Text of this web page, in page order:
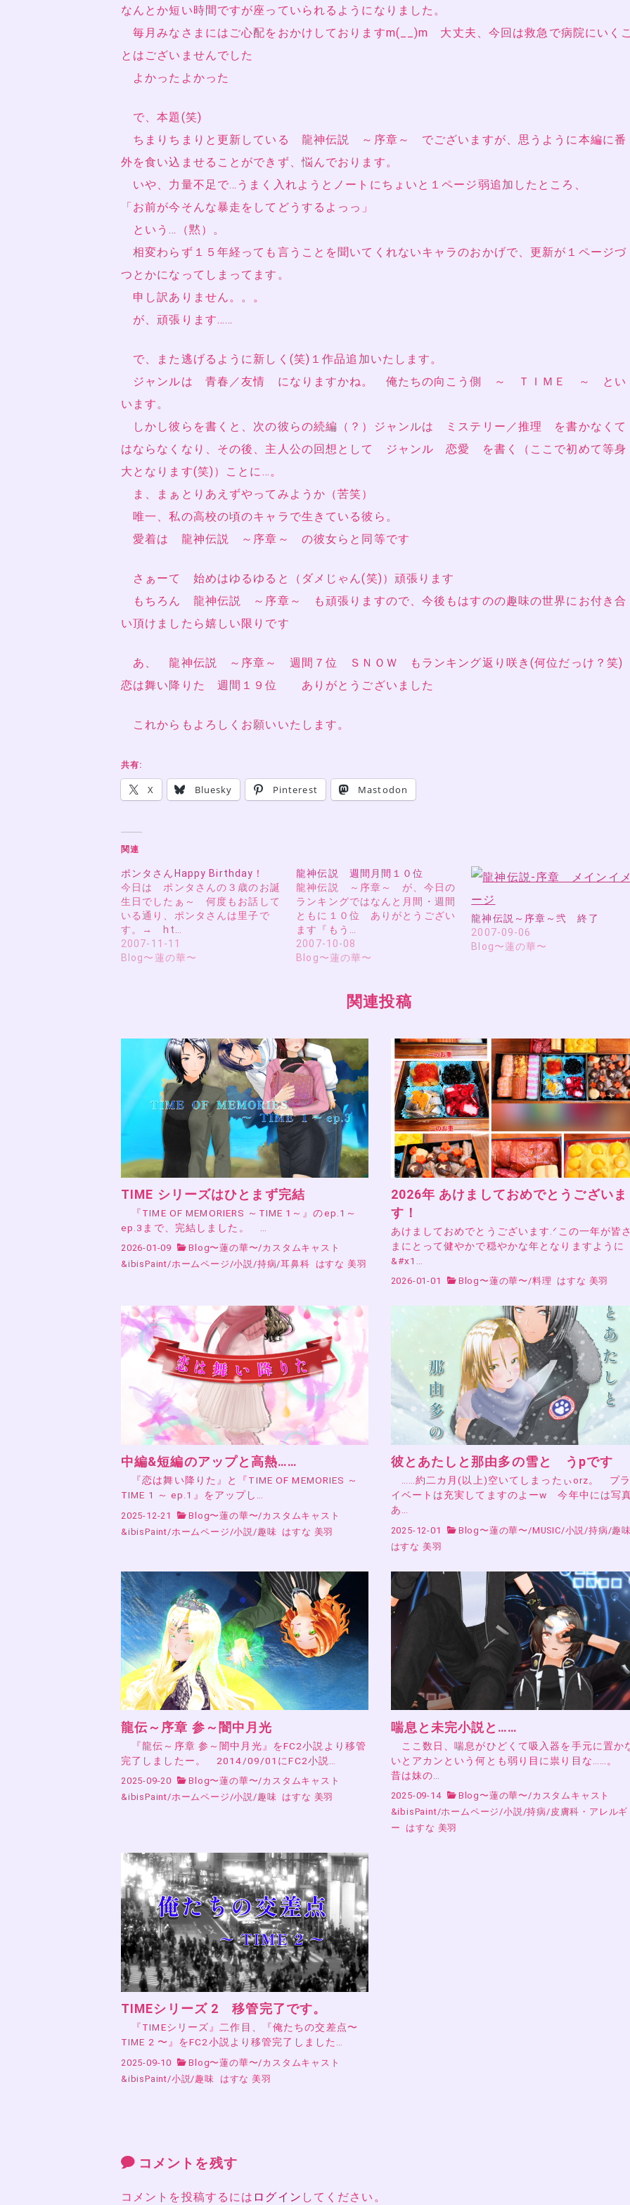
なんとか短い時間ですが座っていられるようになりました。
毎月みなさまにはご心配をおかけしておりますm(__)m 大丈夫、今回は救急で病院にいく
とはございませんでした
よかったよかった
で、本題(笑)
ちまりちまりと更新している 龍神伝説 ～序章～ でございますが、思うように本編に番
外を食い込ませることができず、悩んでおります。
いや、力量不足で…うまく入れようとノートにちょいと１ページ弱追加したところ、
「お前が今そんな暴走をしてどうするよっっ」
という…（黙）。
相変わらず１５年経っても言うことを聞いてくれないキャラのおかげで、更新が１ページづ
つとかになってしまってます。
申し訳ありません。。。
が、頑張ります……
で、また逃げるように新しく(笑)１作品追加いたします。
ジャンルは 青春／友情 になりますかね。 俺たちの向こう側 ～ ＴＩＭＥ ～ とい
います。
しかし彼らを書くと、次の彼らの続編（？）ジャンルは ミステリー／推理 を書かなくて
はならなくなり、その後、主人公の回想として ジャンル 恋愛 を書く（ここで初めて等身
大となります(笑)）ことに…。
ま、まぁとりあえずやってみようか（苦笑）
唯一、私の高校の頃のキャラで生きている彼ら。
愛着は 龍神伝説 ～序章～ の彼女らと同等です
さぁーて 始めはゆるゆると（ダメじゃん(笑)）頑張ります
もちろん 龍神伝説 ～序章～ も頑張りますので、今後もはすのの趣味の世界にお付き合
い頂けましたら嬉しい限りです
あ、 龍神伝説 ～序章～ 週間７位 ＳＮＯＷ もランキング返り咲き(何位だっけ？
恋は舞い降りた 週間１９位 ありがとうございました
これからもよろしくお願いいたします。
共有:
X Bluesky Pinterest Mastodon
関連
ポンタさんHappy Birthday！
今日は ポンタさんの３歳のお誕
生日でしたぁ～ 何度もお話して
いる通り、ポンタさんは里子で
す。→ ht…
2007-11-11
Blog〜蓮の華〜
龍神伝説 週間月間１０位
龍神伝説 ～序章～ が、今日の
ランキングではなんと月間・週間
ともに１０位 ありがとうござい
ます『もう…
2007-10-08
Blog〜蓮の華〜
龍神伝説～序章～弐 終了
2007-09-06
Blog〜蓮の華〜
関連投稿
TIME シリーズはひとまず完結
『TIME OF MEMORIERS ～TIME 1～』のep.1～
ep.3まで、完結しました。 …
2026-01-09 Blog〜蓮の華〜/カスタムキャスト
&ibisPaint/ホームページ/小説/持病/耳鼻科 はすな 美羽
2026年 あけましておめでとうございま
す！
あけましておめでとうございます.ᐟこの一年が皆
まにとって健やかで穏やかな年となりますように
&#x1…
2026-01-01 Blog〜蓮の華〜/料理 はすな 美羽
中編&短編のアップと高熱……
『恋は舞い降りた』と『TIME OF MEMORIES ～
TIME 1 ～ ep.1』をアップし…
2025-12-21 Blog〜蓮の華〜/カスタムキャスト
&ibisPaint/ホームページ /小説 /趣味 はすな 美羽
彼とあたしと那由多の雪と うpです
……約二カ月(以上)空いてしまったぃorz。 プ
イベートは充実してますのよーw 今年中には写
あ…
2025-12-01 Blog〜蓮の華〜 /MUSIC/小説 /持病 /趣
はすな 美羽
龍伝～序章 参～闇中月光
『龍伝～序章 参～闇中月光』をFC2小説より移管
完了しましたー。 2014/09/01にFC2小説…
2025-09-20 Blog〜蓮の華〜/カスタムキャスト
&ibisPaint/ホームページ/小説/趣味 はすな 美羽
喘息と未完小説と……
ここ数日、喘息がひどくて吸入器を手元に置か
いとアカンという何とも弱り目に祟り目な……。
昔は妹の…
2025-09-14 Blog〜蓮の華〜/カスタムキャスト
&ibisPaint/ホームページ/小説/持病/皮膚科・アレルギ
ー
はすな 美羽
TIMEシリーズ 2 移管完了です。
『TIMEシリーズ』二作目、『俺たちの交差点〜
TIME 2 〜』をFC2小説より移管完了しました…
2025-09-10 Blog〜蓮の華〜/カスタムキャスト
&ibisPaint/小説 /趣味 はすな 美羽
コメントを残す
コメントを投稿するには ログイン してください。